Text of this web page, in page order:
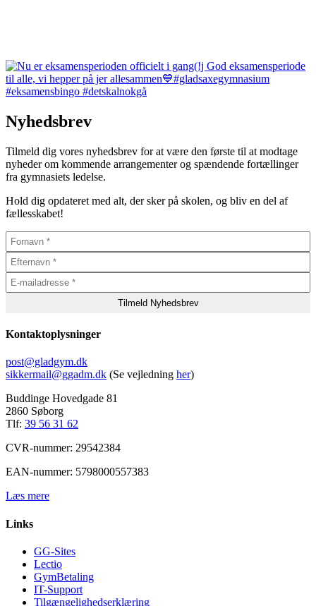
Nyhedsbrev
Tilmeld dig vores nyhedsbrev for at være den første til at modtage
nyheder om kommende arrangementer og spændende fortællinger
fra gymnasiets ledelse.
Hold dig opdateret med alt, der sker på skolen, og bliv en del af
fællesskabet!
Kontaktoplysninger
post@gladgym.dk
sikkermail@ggadm.dk (Se vejledning her)
Buddinge Hovedgade 81
2860 Søborg
Tlf: 39 56 31 62
CVR-nummer: 29542384
EAN-nummer: 5798000557383
Læs mere
Links
GG-Sites
Lectio
GymBetaling
IT-Support
Tilgængelighedserklæring